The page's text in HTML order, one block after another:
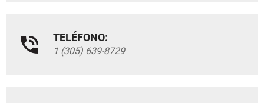
TELÉFONO:
1 (305) 639-8729